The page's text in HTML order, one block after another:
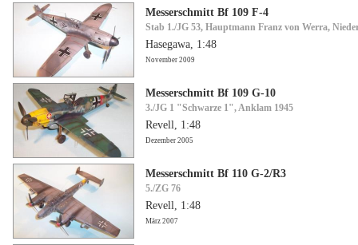
Messerschmitt Bf 109 F-4
Stab 1./JG 53, Hauptmann Franz von Werra,
Hasegawa, 1:48
November 2009
Messerschmitt Bf 109 G-10
3./JG 1 "Schwarze 1", Anklam 1945
Revell, 1:48
Dezember 2005
Messerschmitt Bf 110 G-2/R3
5./ZG 76
Revell, 1:48
März 2007